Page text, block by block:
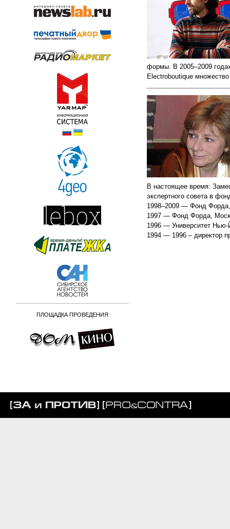
ПЛОЩАДКА ПРОВЕДЕНИЯ
формы. В 2005–2009
Electroboutique
В настоящее время:
экспертного совета в
1998–2009 — Фонд
1997 — Фонд Форда,
1996 — Университет
1994 — 1996 – директор